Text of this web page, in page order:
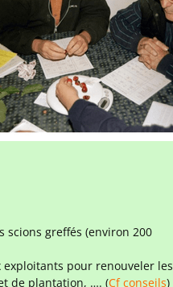
greffés (environ 200
pour renouveler les
de plantation, …. (Cf conseils)